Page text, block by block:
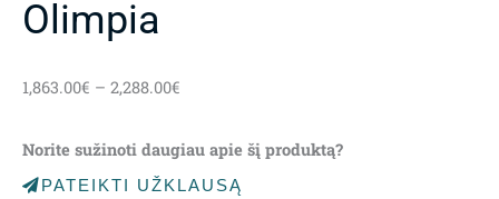
Olimpia
1,863.00€ – 2,288.00€
through
2,288.00€
Norite sužinoti daugiau apie šį produktą?
PATEIKTI UŽKLAUSĄ